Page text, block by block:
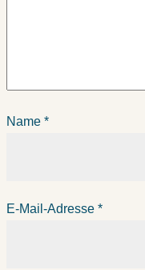
Name *
E-Mail-Adresse *